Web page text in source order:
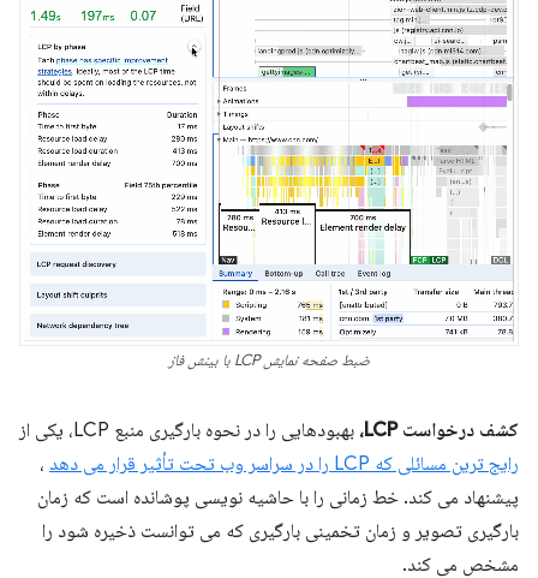
ضبط صفحه نمایش LCP با بینش فاز
کشف درخواست LCP،
بهبودهایی را در نحوه بارگیری منبع LCP، یکی از
رایج ترین مسائلی که LCP را در سراسر وب تحت تأثیر قرار می دهد
،
پیشنهاد می کند. خط زمانی را با حاشیه نویسی پوشانده است که زمان
بارگیری تصویر و زمان تخمینی بارگیری که می توانست ذخیره شود را
مشخص می کند.